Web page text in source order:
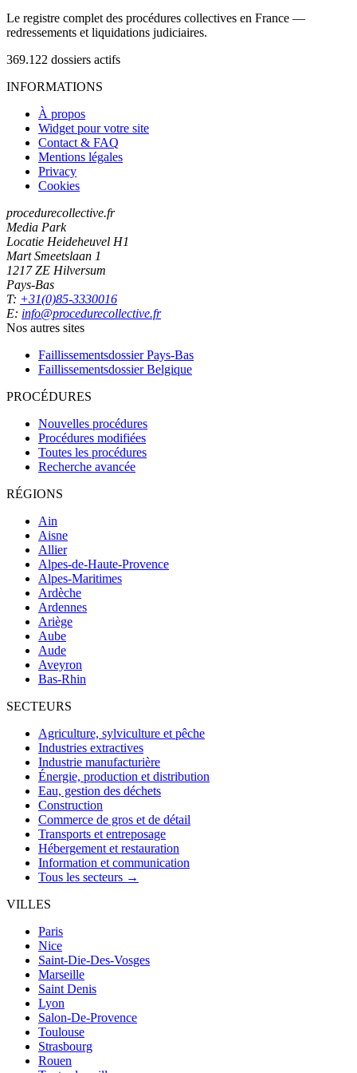
Le registre complet des procédures collectives en France —
redressements et liquidations judiciaires.
369.122 dossiers actifs
INFORMATIONS
À propos
Widget pour votre site
Contact & FAQ
Mentions légales
Privacy
Cookies
procedurecollective.fr
Media Park
Locatie Heideheuvel H1
Mart Smeetslaan 1
1217 ZE Hilversum
Pays-Bas
T: +31(0)85-3330016
E: info@procedurecollective.fr
Nos autres sites
Faillissementsdossier Pays-Bas
Faillissementsdossier Belgique
PROCÉDURES
Nouvelles procédures
Procédures modifiées
Toutes les procédures
Recherche avancée
RÉGIONS
Ain
Aisne
Allier
Alpes-de-Haute-Provence
Alpes-Maritimes
Ardèche
Ardennes
Ariège
Aube
Aude
Aveyron
Bas-Rhin
SECTEURS
Agriculture, sylviculture et pêche
Industries extractives
Industrie manufacturière
Énergie, production et distribution
Eau, gestion des déchets
Construction
Commerce de gros et de détail
Transports et entreposage
Hébergement et restauration
Information et communication
Tous les secteurs →
VILLES
Paris
Nice
Saint-Die-Des-Vosges
Marseille
Saint Denis
Lyon
Salon-De-Provence
Toulouse
Strasbourg
Rouen